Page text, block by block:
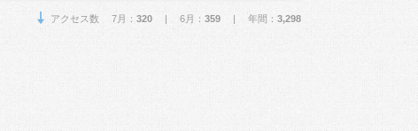
アクセス数 7月： 320 | 6月： 359 | 年間： 3,298